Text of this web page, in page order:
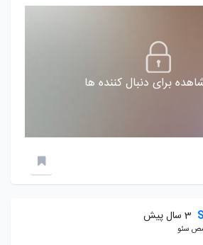
برای دنبال کننده ها
3 سال پیش
سئو